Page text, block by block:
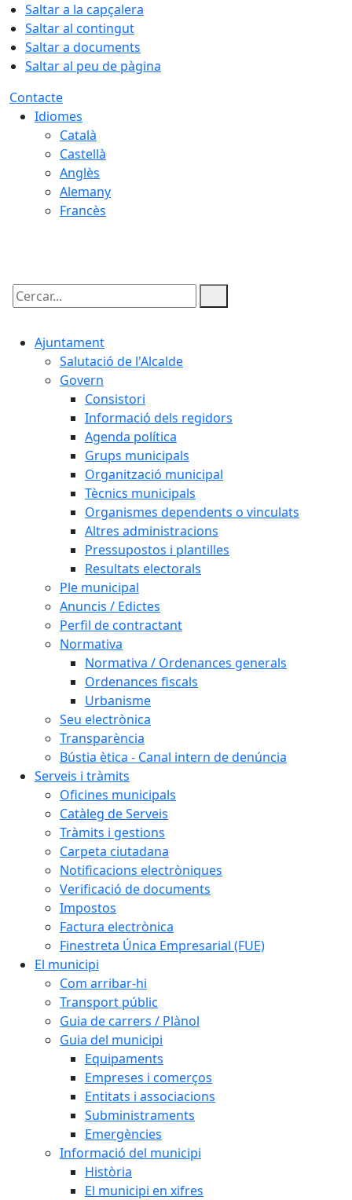
Saltar a la capçalera
Saltar al contingut
Saltar a documents
Saltar al peu de pàgina
Contacte
Idiomes
Català
Castellà
Anglès
Alemany
Francès
Cercar:
Ajuntament
Salutació de l'Alcalde
Govern
Consistori
Informació dels regidors
Agenda política
Grups municipals
Organització municipal
Tècnics municipals
Organismes dependents o vinculats
Altres administracions
Pressupostos i plantilles
Resultats electorals
Ple municipal
Anuncis / Edictes
Perfil de contractant
Normativa
Normativa / Ordenances generals
Ordenances fiscals
Urbanisme
Seu electrònica
Transparència
Bústia ètica - Canal intern de denúncia
Serveis i tràmits
Oficines municipals
Catàleg de Serveis
Tràmits i gestions
Carpeta ciutadana
Notificacions electròniques
Verificació de documents
Impostos
Factura electrònica
Finestreta Única Empresarial (FUE)
El municipi
Com arribar-hi
Transport públic
Guia de carrers / Plànol
Guia del municipi
Equipaments
Empreses i comerços
Entitats i associacions
Subministraments
Emergències
Informació del municipi
Història
El municipi en xifres